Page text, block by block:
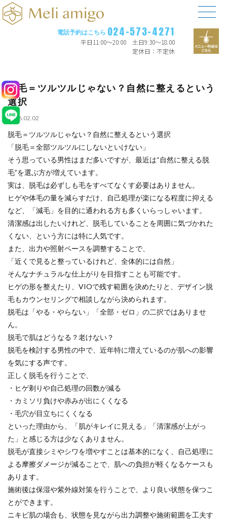
電話予約はこちら 024-573-4271
平日11:00〜20:00 土日9:30〜18:00
定休日：不定休
脱毛＝ツルツルじゃない？自然に整えるという
選択
2026.02.02
脱毛＝ツルツルじゃない？自然に整えるという選択
「脱毛＝全部ツルツルにしないといけない」
そう思っている男性はまだ多いですが、最近は“自然に整える脱
毛”を選ぶ方が増えています。
実は、脱毛は必ずしも毛をすべてなくす必要はありません。
ヒゲや体毛の量を減らすだけ、自己処理が楽になる程度に抑える
など、「減毛」を目的に通われる方も多くいらっしゃいます。
清潔感は出したいけれど、脱毛していることを周囲に気づかれた
くない、という方には特に人気です。
また、出力や照射ペースを調整することで、
「近くで見ると整っているけれど、全体的には自然」
そんなナチュラルな仕上がりを目指すことも可能です。
ヒゲの形を整えたり、VIOで残す範囲を決めたりと、デザイン脱
毛もカウンセリングで相談しながら決められます。
脱毛は「やる・やらない」「全部・ゼロ」の二択ではありませ
ん。
脱毛で肌はどうなる？老けない？
脱毛を検討する男性の中で、近年特に増えているのが肌への影響
を気にする声です。
正しく脱毛を行うことで、
・ヒゲ剃りや自己処理の回数が減る
・カミソリ負けや赤みが出にくくなる
・毛穴が目立ちにくくなる
といった理由から、「肌がキレイに見える」「清潔感が上がっ
た」と感じる方は少なくありません。
脱毛が直接シミやシワを増やすことは基本的になく、自己処理に
よる摩擦ダメージが減ることで、肌への負担が軽くなるケースも
あります。
施術後は保湿や紫外線対策を行うことで、より良い状態を保つこ
とができます。
ニキビ肌の場合も、状態を見ながら出力調整や施術範囲を工夫す